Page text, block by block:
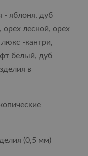
- яблоня, дуб
лесной, орех
-кантри,
белый, дуб
в
(0,5 мм)